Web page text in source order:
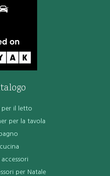
per il letto
per la tavola
per Natale